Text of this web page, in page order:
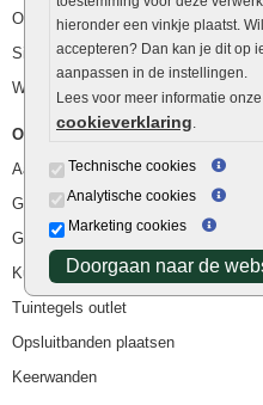
hieronder een vinkje plaatst.
accepteren? Dan kan je dit op
aanpassen in de instellingen.
Lees voor meer informatie onze
cookieverklaring.
Technische cookies
Analytische cookies
Marketing cookies
Doorgaan naar de
Ophoogzand
Siergrind en siersplit
Waterafvoer
Overig
Aanbiedingen
Goedkope bestrating
Goedkope tuintegels
Kunstgras
Tuintegels outlet
Opsluitbanden plaatsen
Keerwanden